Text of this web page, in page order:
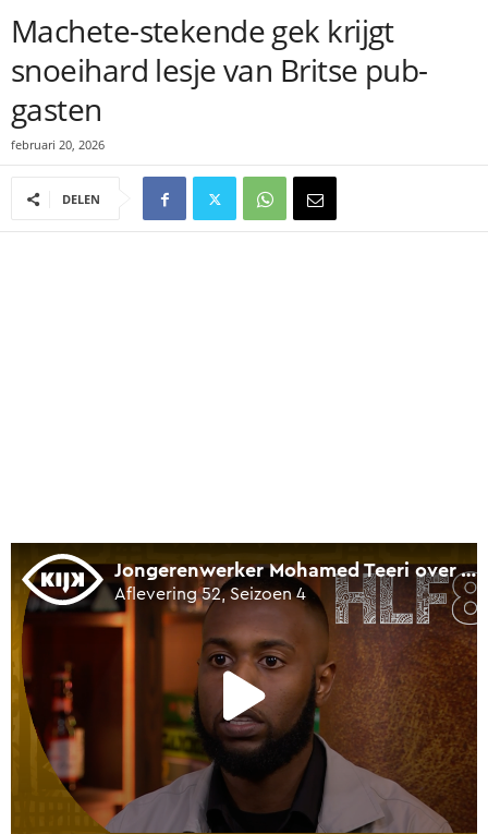
Machete-stekende gek krijgt
snoeihard lesje van Britse pub-
gasten
februari 20, 2026
DELEN